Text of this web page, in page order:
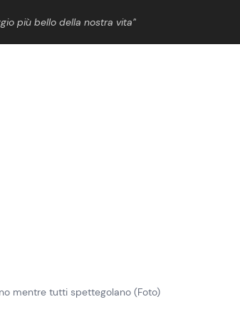
più bello della nostra vita”
mentre tutti spettegolano (Foto)